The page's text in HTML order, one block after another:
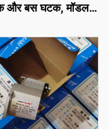
और बस घटक, मॉडल
एक्सारियोस
350/ विएंटो 300